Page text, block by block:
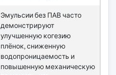
Эмульсии без ПАВ часто
демонстрируют
улучшенную когезию
плёнок, сниженную
водопроницаемость и
повышенную механическую